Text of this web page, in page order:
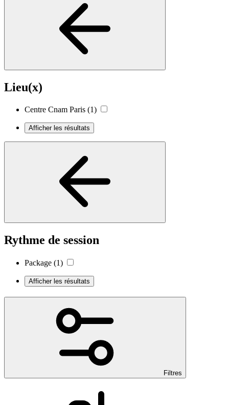
Lieu(x)
Centre Cnam Paris (1)
Afficher les résultats
Rythme de session
Package (1)
Afficher les résultats
Filtres